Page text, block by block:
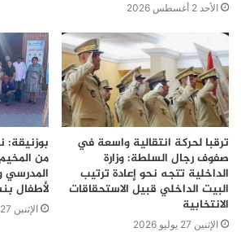
الأحد 2 أغسطس 2026
ترقبا لحركة انتقالية واسعة في
صفوف رجال السلطة: وزارة
الداخلية تتجه نحو إعادة ترتيب
البيت الداخلي قبيل الاستحقاقات
الانتخابية
الإثنين 27 يوليو 2026
بوزنيقة:
من
المدرسي
لأطفال
الإثنين 27 يوليو 2026